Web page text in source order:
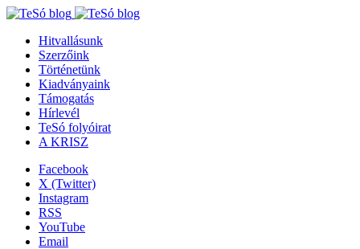
Hitvallásunk
Szerzőink
Történetünk
Kiadványaink
Támogatás
Hírlevél
TeSó folyóirat
A KRISZ
Facebook
X (Twitter)
Instagram
RSS
YouTube
Email